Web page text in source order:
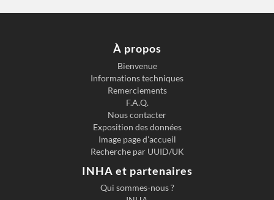
À propos
Bienvenue
Informations techniques
Remerciements
F.A.Q.
Nous contacter
Exposition des données
Image page d'accueil
Recherche par UUID/UK
INHA et partenaires
Qui sommes-nous ?